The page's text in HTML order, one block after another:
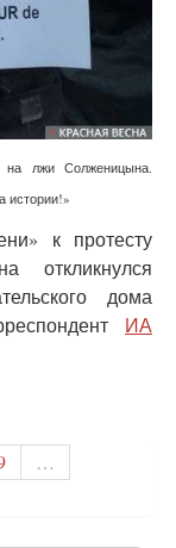
лжи Солженицына.
истории!»
к протесту
откликнулся
дома
ИА
…